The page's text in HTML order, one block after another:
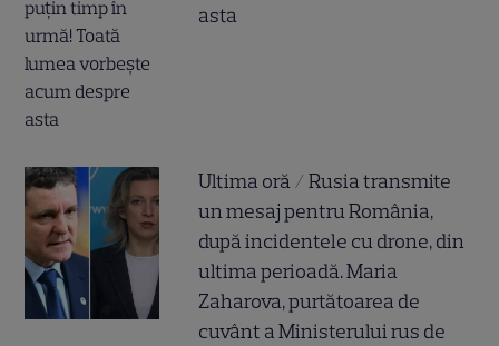
asta
Ultima oră / Rusia transmite
un mesaj pentru România,
după incidentele cu drone, din
ultima perioadă. Maria
Zaharova, purtătoarea de
cuvânt a Ministerului rus de